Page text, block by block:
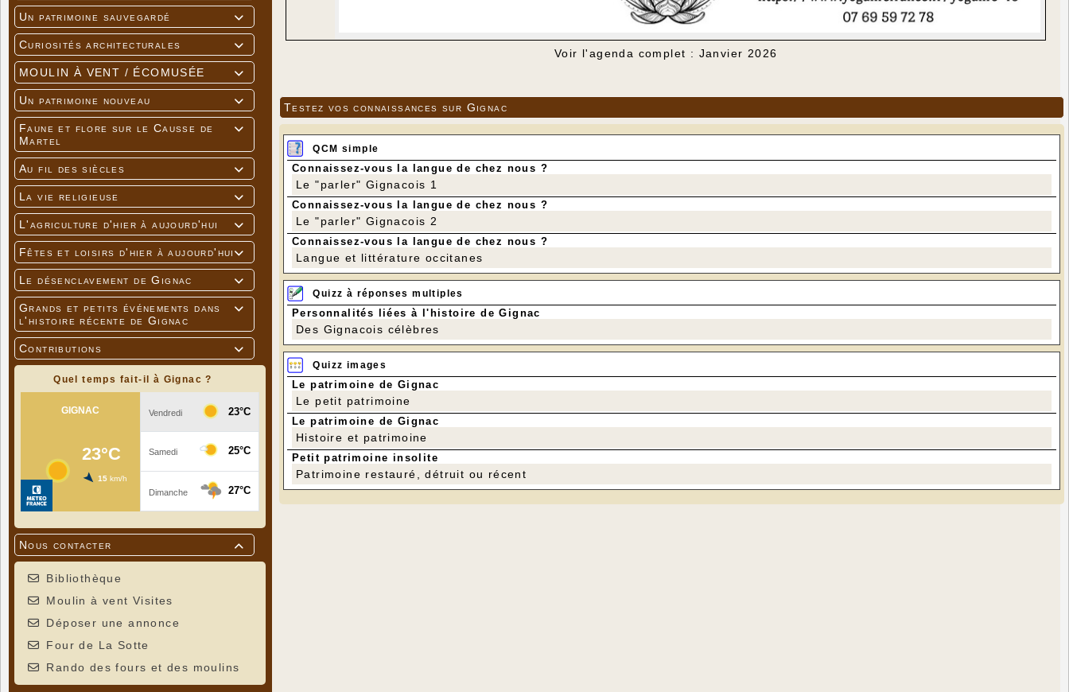

Un patrimoine sauvegardé

Curiosités architecturales

MOULIN À VENT / ÉCOMUSÉE

Un patrimoine nouveau

Faune et flore sur le Causse de
Martel

Au fil des siècles

La vie religieuse

L'agriculture d'hier à aujourd'hui

Fêtes et loisirs d'hier à aujourd'hui

Le désenclavement de Gignac

Grands et petits événements dans
l'histoire récente de Gignac

Contributions
Quel temps fait-il à Gignac ?

Nous contacter
Bibliothèque
Moulin à vent Visites
Déposer une annonce
Four de La Sotte
Rando des fours et des moulins
Voir l'agenda complet : Janvier 2026
Testez vos connaissances sur Gignac
QCM simple
Connaissez-vous la langue de chez nous ?
Le "parler" Gignacois 1
Connaissez-vous la langue de chez nous ?
Le "parler" Gignacois 2
Connaissez-vous la langue de chez nous ?
Langue et littérature occitanes
Quizz à réponses multiples
Personnalités liées à l'histoire de Gignac
Des Gignacois célèbres
Quizz images
Le patrimoine de Gignac
Le petit patrimoine
Le patrimoine de Gignac
Histoire et patrimoine
Petit patrimoine insolite
Patrimoine restauré, détruit ou récent